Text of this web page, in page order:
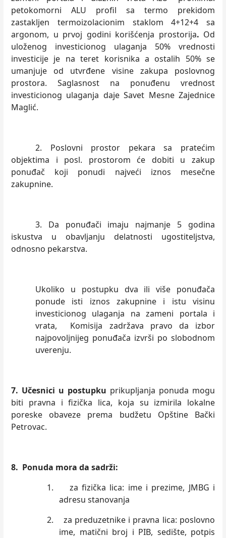
petokomorni ALU profil sa termo prekidom
zastakljen termoizolacionim staklom 4+12+4 sa
argonom, u prvoj godini korišćenja prostorija. Od
uloženog investicionog ulaganja 50% vrednosti
investicije je na teret korisnika a ostalih 50% se
umanjuje od utvrđene visine zakupa poslovnog
prostora. Saglasnost na ponuđenu vrednost
investicionog ulaganja daje Savet Mesne Zajednice
Maglić.
2. Poslovni prostor pekara sa pratećim
objektima i posl. prostorom će dobiti u zakup
ponuđač koji ponudi najveći iznos mesečne
zakupnine.
3. Da ponuđači imaju najmanje 5 godina
iskustva u obavljanju delatnosti ugostiteljstva,
odnosno pekarstva.
Ukoliko u postupku dva ili više ponuđača
ponude isti iznos zakupnine i istu visinu
investicionog ulaganja na zameni portala i
vrata, Komisija zadržava pravo da izbor
najpovoljnijeg ponuđača izvrši po slobodnom
uverenju.
7. Učesnici u postupku prikupljanja ponuda mogu
biti pravna i fizička lica, koja su izmirila lokalne
poreske obaveze prema budžetu Opštine Bački
Petrovac.
8. Ponuda mora da sadrži:
1.
za fizička lica: ime i prezime, JMBG i
adresu stanovanja
2.
za preduzetnike i pravna lica: poslovno
ime, matični broj i PIB, sedište, potpis